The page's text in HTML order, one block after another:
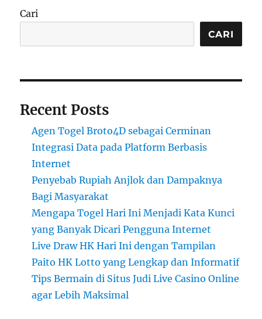
Cari
CARI
Recent Posts
Agen Togel Broto4D sebagai Cerminan
Integrasi Data pada Platform Berbasis
Internet
Penyebab Rupiah Anjlok dan Dampaknya
Bagi Masyarakat
Mengapa Togel Hari Ini Menjadi Kata Kunci
yang Banyak Dicari Pengguna Internet
Live Draw HK Hari Ini dengan Tampilan
Paito HK Lotto yang Lengkap dan Informatif
Tips Bermain di Situs Judi Live Casino Online
agar Lebih Maksimal